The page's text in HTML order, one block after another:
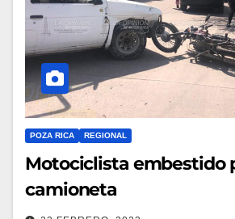
POZA RICA REGIONAL
Motociclista embestido
camioneta